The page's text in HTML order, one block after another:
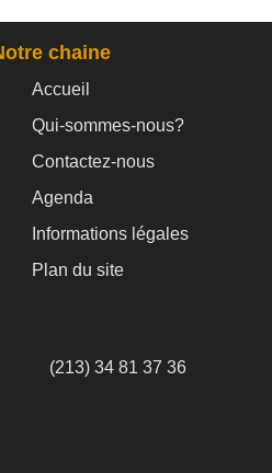
chaine
Accueil
Qui-sommes-nous?
Contactez-nous
Agenda
Informations légales
Plan du site
(213) 34 81 37 36